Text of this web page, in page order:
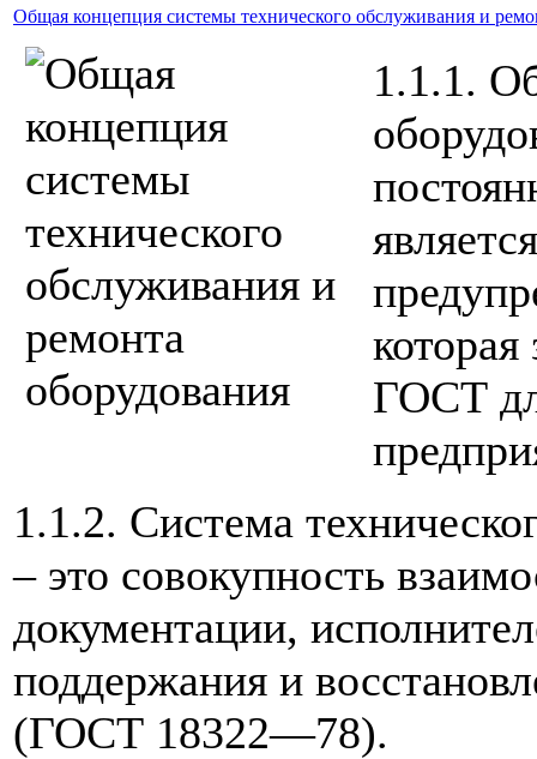
Общая концепция системы технического обслуживания и
1.1.1.
которая
ГОСТ
1.1.2. Система
– это совокупность
документации,
поддержания и
(ГОСТ 18322—78).